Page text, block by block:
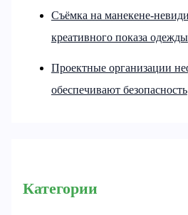
Съёмка на манекене-
креативного показа одежды
Проектные организации
обеспечивают безопасность
Категории